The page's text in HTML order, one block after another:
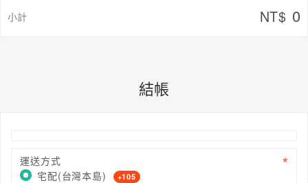
小計
NT$ 0
結帳
運送方式
宅配(台灣本島)
+105